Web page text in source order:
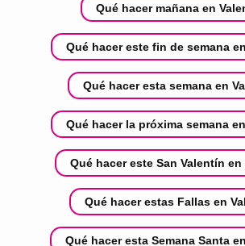
Qué hacer mañana en
Qué hacer este fin de semana
Qué hacer esta semana en
Qué hacer la próxima semana
Qué hacer este San Valentín en
Qué hacer estas Fallas en
Qué hacer esta Semana Santa